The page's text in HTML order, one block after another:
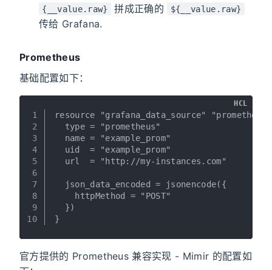
{__value.raw} 拼成正确的 ${__value.raw}
传给 Grafana.
Prometheus
基础配置如下：
1
2
3
4
5
6
7
8
9
10
resource "grafana_data_source"
  type = "prometheus"
  name = "example_prom"
  uid  = "example_prom"
  url  = "http://my-instances.com"
  json_data_encoded = jsonencode({
    httpMethod = "POST"
  })
}
HCL
官方提供的 Prometheus 兼容实现 - Mimir 的配置如